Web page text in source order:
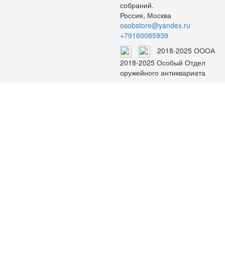
собраний.
Россия, Москва
osobstore@yandex.ru
+79160085939
2018-2025 ОООА
2018-2025 Особый Отдел
оружейного антиквариата